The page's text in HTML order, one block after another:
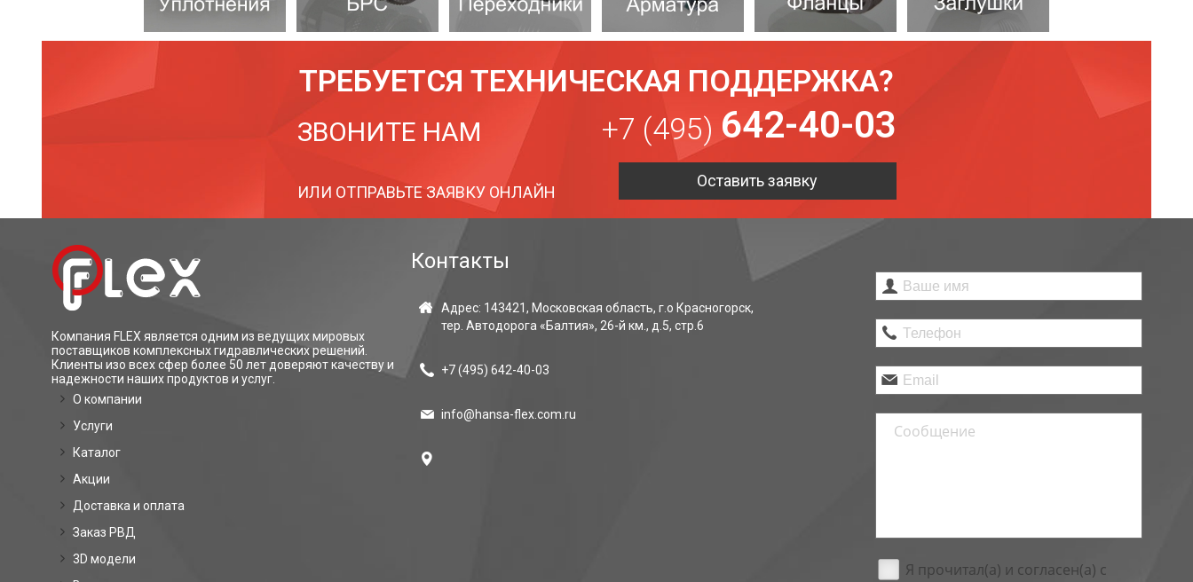
ТРЕБУЕТСЯ ТЕХНИЧЕСКАЯ ПОДДЕРЖКА?
ЗВОНИТЕ НАМ
ИЛИ ОТПРАВЬТЕ ЗАЯВКУ ОНЛАЙН
+7 (495) 642-40-03
Оставить заявку
Компания FLEX является одним из ведущих мировых
поставщиков комплексных гидравлических решений.
Клиенты изо всех сфер более 50 лет доверяют качеству и
надежности наших продуктов и услуг.
О компании
Услуги
Каталог
Акции
Доставка и оплата
Заказ РВД
3D модели
Контакты
Адрес: 143421, Московская область, г.о Красногорск,
тер. Автодорога «Балтия», 26-й км., д.5, стр.6
+7 (495)642-40-03
info@hansa-flex.com.ru
Я прочитал(а) и согласен(а) с